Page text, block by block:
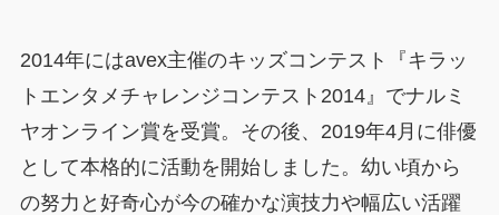
2014年にはavex主催のキッズコンテスト『キラッ
トエンタメチャレンジコンテスト2014』でナルミ
ヤオンライン賞を受賞。その後、2019年4月に俳優
として本格的に活動を開始しました。幼い頃から
の努力と好奇心が今の確かな演技力や幅広い活躍